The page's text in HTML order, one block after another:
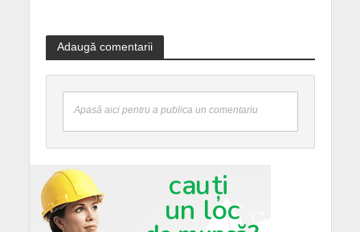
Adaugă comentarii
Apasă aici pentru a publica un comentariu